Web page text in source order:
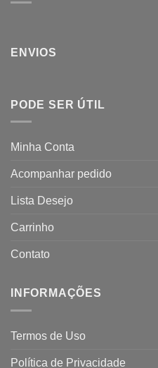
ENVIOS
PODE SER ÚTIL
Minha Conta
Acompanhar pedido
Lista Desejo
Carrinho
Contato
INFORMAÇÕES
Termos de Uso
Política de Privacidade